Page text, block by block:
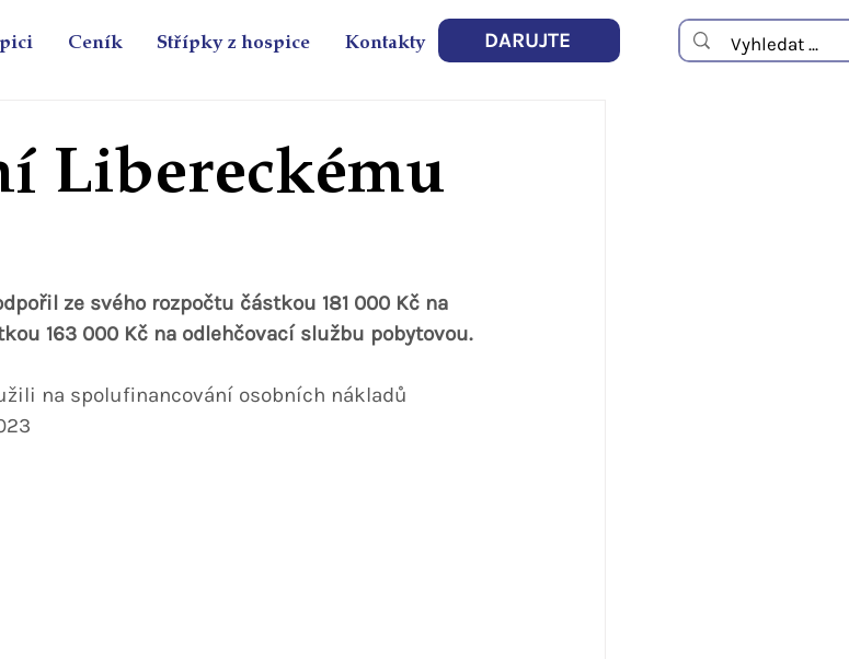
Ceník Střípky z hospice Kontakty DARUJTE
Libereckému
ze svého rozpočtu částkou 181 000 Kč na
163 000 Kč na odlehčovací službu pobytovou.
na spolufinancování osobních nákladů